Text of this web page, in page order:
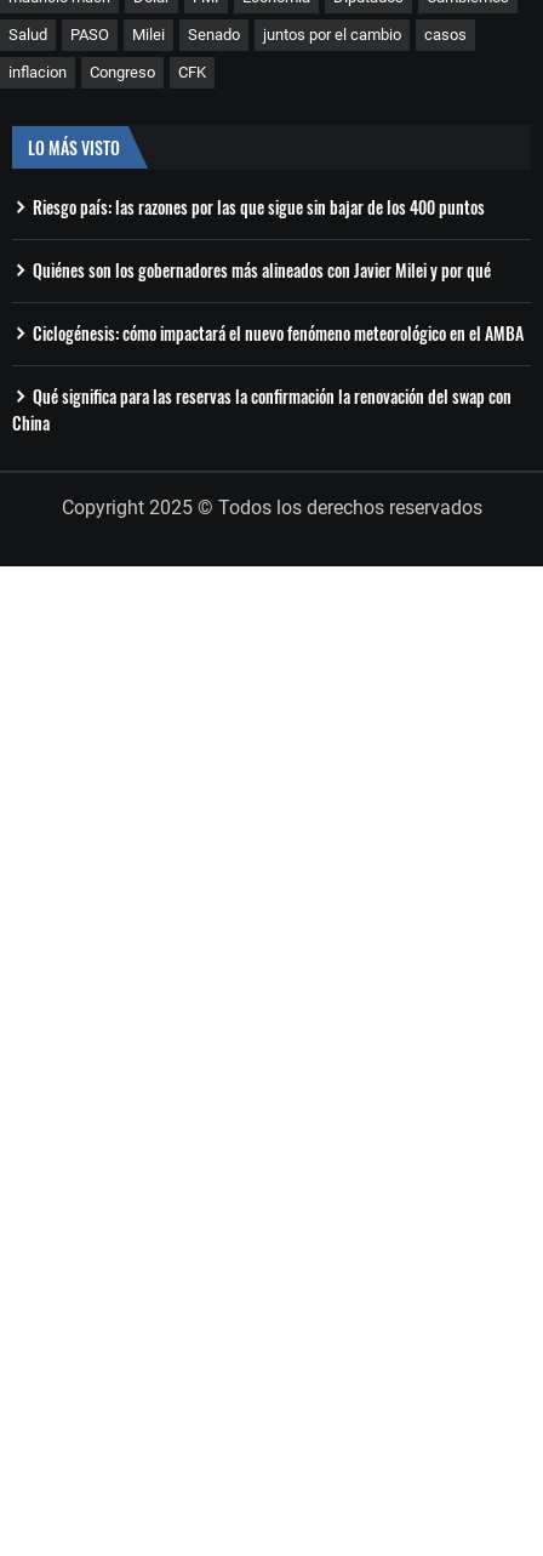
Salud PASO Milei Senado juntos por el cambio casos
inflacion Congreso CFK
LO MÁS VISTO
Riesgo país: las razones por las que sigue sin bajar de los 400 puntos
Quiénes son los gobernadores más alineados con Javier Milei y por qué
Ciclogénesis: cómo impactará el nuevo fenómeno meteorológico en el AMBA
Qué significa para las reservas la confirmación la renovación del swap con
China
Copyright 2025 © Todos los derechos reservados